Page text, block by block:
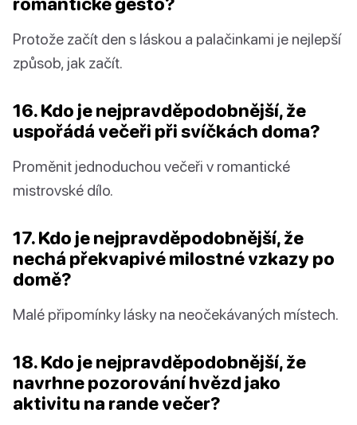
Protože začít den s láskou a palačinkami je nejlepší
způsob, jak začít.
16. Kdo je nejpravděpodobnější, že
uspořádá večeři při svíčkách doma?
Proměnit jednoduchou večeři v romantické
mistrovské dílo.
17. Kdo je nejpravděpodobnější, že
nechá překvapivé milostné vzkazy po
domě?
Malé připomínky lásky na neočekávaných místech.
18. Kdo je nejpravděpodobnější, že
navrhne pozorování hvězd jako
aktivitu na rande večer?